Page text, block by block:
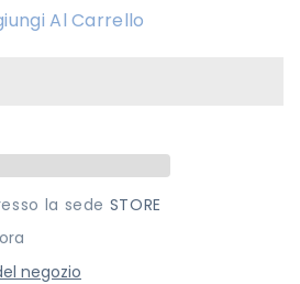
Al Carrello
la sede STORE
negozio